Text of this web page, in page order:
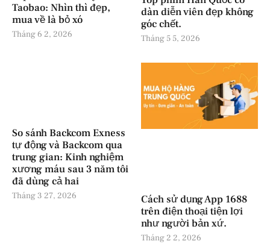
Taobao: Nhìn thì đẹp,
mua về là bỏ xó
Tháng 6 2, 2026
dàn diễn viên đẹp không
góc chết.
Tháng 5 5, 2026
So sánh Backcom Exness
tự động và Backcom qua
trung gian: Kinh nghiệm
xương máu sau 3 năm tôi
đã dùng cả hai
Tháng 3 27, 2026
Cách sử dụng App 1688
trên điện thoại tiện lợi
như người bản xứ.
Tháng 2 2, 2026